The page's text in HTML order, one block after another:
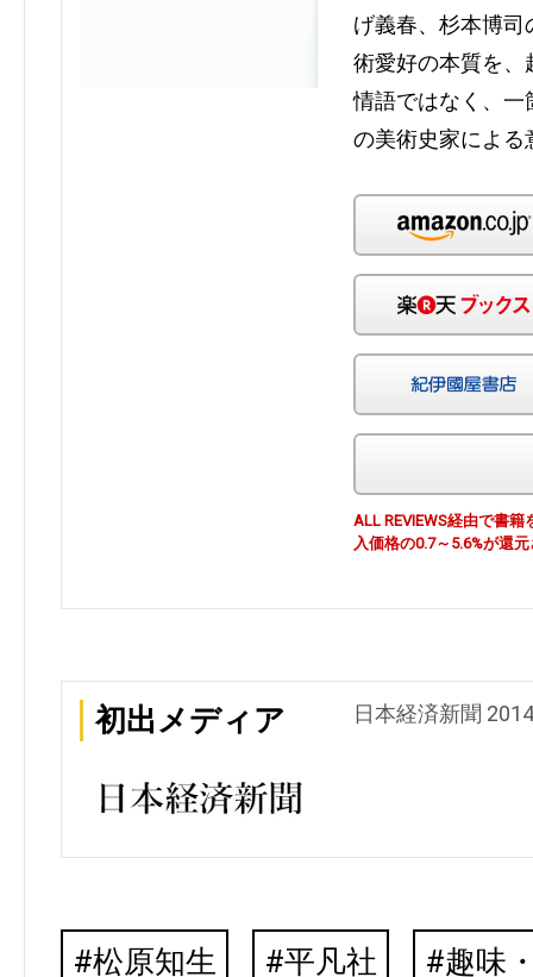
げ義春、杉本博
術愛好の本質を、
情語ではなく、一
の美術史家による
ALL REVIEWS経由で書
入価格の0.7～5.6%が還
初出メディア 日本経済新聞
松原知生 平凡社 趣味